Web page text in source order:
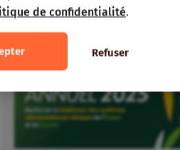
de confidentialité.
Refuser